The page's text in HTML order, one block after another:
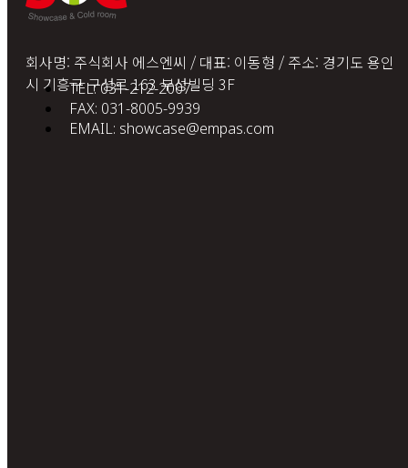
회사명: 주식회사 에스엔씨 / 대표: 이동형 / 주소: 경기도 용인
시 기흥구 구성로 163 부성빌딩 3F
TEL: 031-212-2007
FAX: 031-8005-9939
EMAIL: showcase@empas.com